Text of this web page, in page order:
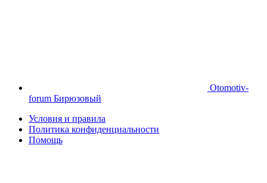
Otomotiv-
forum Бирюзовый
Условия и правила
Политика конфиденциальности
Помощь